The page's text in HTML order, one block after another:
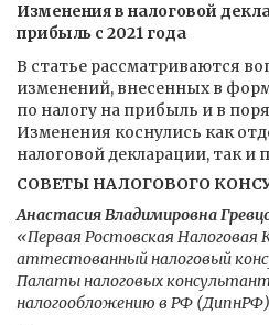
Изменения в налоговой
прибыль с 2021 года
В статье рассматриваются
изменений, внесенных в
по налогу на прибыль и в
Изменения коснулись как
налоговой декларации, так
СОВЕТЫ НАЛОГОВОГО
Анастасия Владимировна
«Первая Ростовская Налоговая
аттестованный налоговый
Палаты налоговых
налогообложению в РФ (ДипнРФ)